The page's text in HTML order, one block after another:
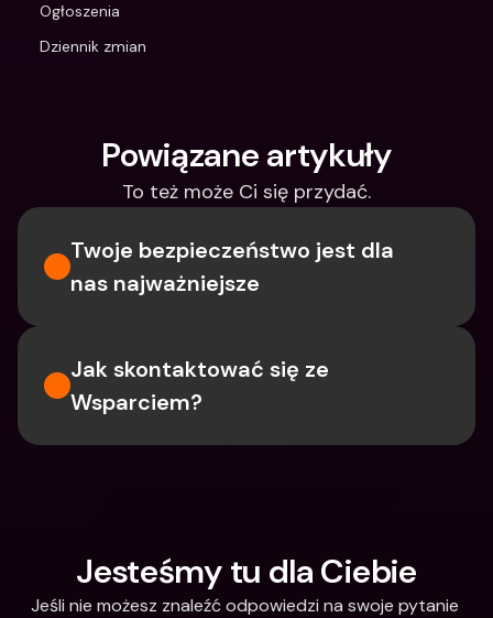
Ogłoszenia
Dziennik zmian
Powiązane artykuły
To też może Ci się przydać.
Twoje bezpieczeństwo jest dla
nas najważniejsze
Jak skontaktować się ze
Wsparciem?
Jesteśmy tu dla Ciebie
Jeśli nie możesz znaleźć odpowiedzi na swoje pytanie